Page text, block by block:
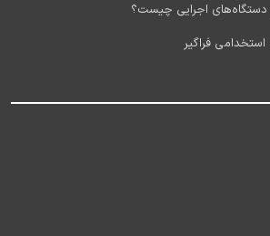
دستگاه‌های اجرایی چیست؟
استخدامی فراگیر